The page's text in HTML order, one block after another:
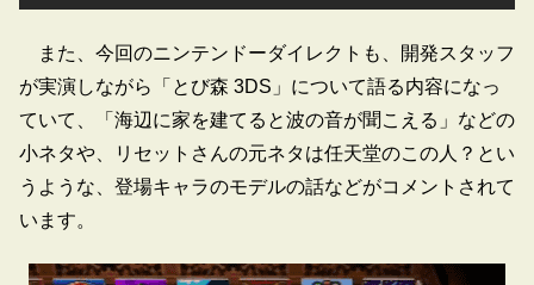
また、今回のニンテンドーダイレクトも、開発スタッフ
が実演しながら「とび森 3DS」について語る内容になっ
ていて、「海辺に家を建てると波の音が聞こえる」などの
小ネタや、リセットさんの元ネタは任天堂のこの人？とい
うような、登場キャラのモデルの話などがコメントされて
います。